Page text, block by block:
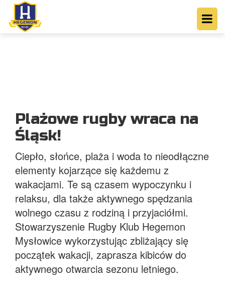
Plażowe rugby wraca na
Śląsk!
Ciepło, słońce, plaża i woda to nieodłączne
elementy kojarzące się każdemu z
wakacjami. Te są czasem wypoczynku i
relaksu, dla także aktywnego spędzania
wolnego czasu z rodziną i przyjaciółmi.
Stowarzyszenie Rugby Klub Hegemon
Mysłowice wykorzystując zbliżający się
początek wakacji, zaprasza kibiców do
aktywnego otwarcia sezonu letniego.